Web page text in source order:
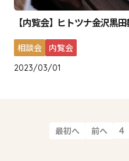
【内覧会】ヒトツナ金沢黒
相談会 内覧会
2023/03/01
最初へ 前へ 4